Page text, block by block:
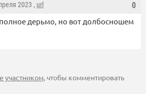
0
2023 , url
дерьмо, но вот долбосношем
участником, чтобы комментировать